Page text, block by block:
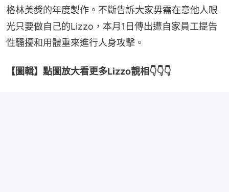
格林美獎的年度製作。不斷告訴大家毋需在意他人眼
光只要做自己的Lizzo，本月1日傳出遭自家員工提告
性騷擾和用體重來進行人身攻擊。
【圖輯】點圖放大看更多Lizzo靚相👇👇👇